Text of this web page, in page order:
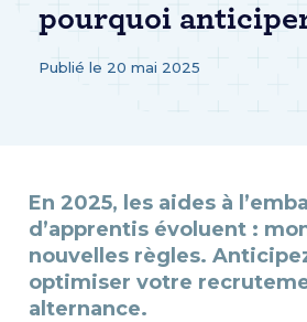
pourquoi
Publié le 20 mai 2025
En 2025, les aides à
d’apprentis évoluent :
nouvelles règles.
optimiser votre
alternance.